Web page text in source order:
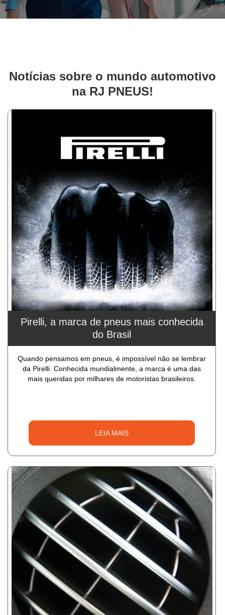
Notícias sobre o mundo automotivo
na RJ PNEUS!
Pirelli, a marca de pneus mais conhecida
do Brasil
Quando pensamos em pneus, é impossível não se lembrar
da Pirelli. Conhecida mundialmente, a marca é uma das
mais queridas por milhares de motoristas brasileiros.
LEIA MAIS